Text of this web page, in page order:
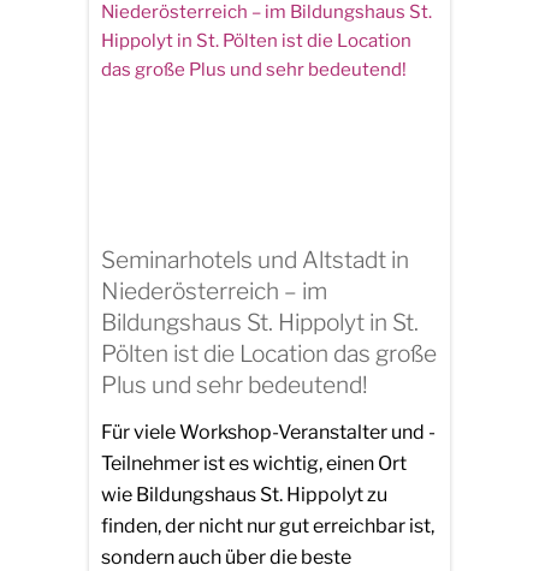
Seminarhotels und Altstadt in
Niederösterreich – im
Bildungshaus St. Hippolyt in St.
Pölten ist die Location das große
Plus und sehr bedeutend!
Für viele Workshop-Veranstalter und -
Teilnehmer ist es wichtig, einen Ort
wie Bildungshaus St. Hippolyt zu
finden, der nicht nur gut erreichbar ist,
sondern auch über die beste